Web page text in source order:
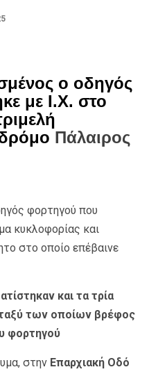
ο οδηγός
με Ι.Χ. στο
Πάλαιρος
φορτηγού που
κυκλοφορίας και
στο οποίο επέβαινε
και τα τρία
των οποίων βρέφος
φορτηγού
στην Επαρχιακή Οδό